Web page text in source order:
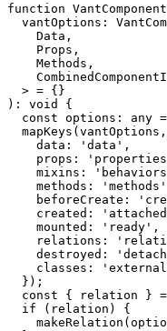
function
vantOptions:
    Data,
    Props,
    Methods,
  > = {}
): void {
const options: any
    data: 'data',
props:
mixins:
methods:
beforeCreate:
created:
    mounted: 'ready',
relations:
destroyed:
classes:
  });
const { relation }
  if (relation) {